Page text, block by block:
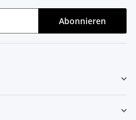
Abonnieren